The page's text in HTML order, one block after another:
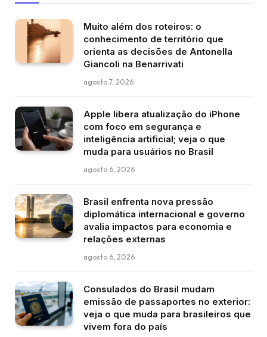
Muito além dos roteiros: o
conhecimento de território que
orienta as decisões de Antonella
Giancoli na Benarrivati
agosto 7, 2026
Apple libera atualização do iPhone
com foco em segurança e
inteligência artificial; veja o que
muda para usuários no Brasil
agosto 6, 2026
Brasil enfrenta nova pressão
diplomática internacional e governo
avalia impactos para economia e
relações externas
agosto 6, 2026
Consulados do Brasil mudam
emissão de passaportes no exterior:
veja o que muda para brasileiros que
vivem fora do país